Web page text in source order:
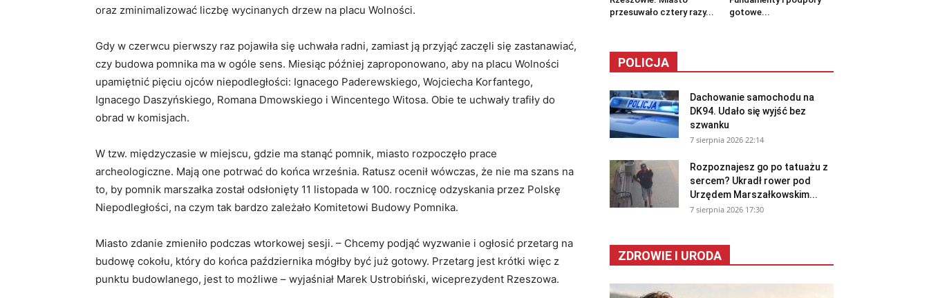
oraz zminimalizować liczbę wycinanych drzew na placu Wolności.
Gdy w czerwcu pierwszy raz pojawiła się uchwała radni, zamiast ją przyjąć zaczęli się zastanawiać,
czy budowa pomnika ma w ogóle sens. Miesiąc później zaproponowano, aby na placu Wolności
upamiętnić pięciu ojców niepodległości: Ignacego Paderewskiego, Wojciecha Korfantego,
Ignacego Daszyńskiego, Romana Dmowskiego i Wincentego Witosa. Obie te uchwały trafiły do
obrad w komisjach.
W tzw. międzyczasie w miejscu, gdzie ma stanąć pomnik, miasto rozpoczęło prace
archeologiczne. Mają one potrwać do końca września. Ratusz ocenił wówczas, że nie ma szans na
to, by pomnik marszałka został odsłonięty 11 listopada w 100. rocznicę odzyskania przez Polskę
Niepodległości, na czym tak bardzo zależało Komitetowi Budowy Pomnika.
Miasto zdanie zmieniło podczas wtorkowej sesji. – Chcemy podjąć wyzwanie i ogłosić przetarg na
budowę cokołu, który do końca października mógłby być już gotowy. Przetarg jest krótki więc z
punktu budowlanego, jest to możliwe – wyjaśniał Marek Ustrobiński, wiceprezydent Rzeszowa.
przesuwało cztery razy...
gotowe...
POLICJA
Dachowanie samochodu na
DK94. Udało się wyjść bez
szwanku
7 sierpnia 2026 22:14
Rozpoznajesz go po tatuażu z
sercem? Ukradł rower pod
Urzędem Marszałkowskim...
7 sierpnia 2026 17:30
ZDROWIE I URODA